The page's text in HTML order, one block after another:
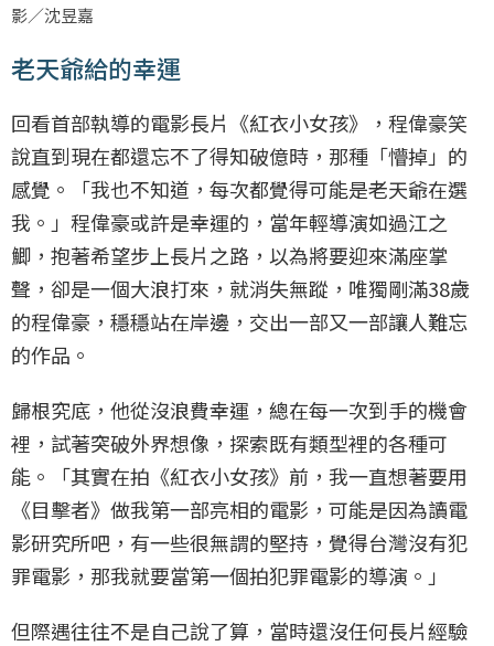
影／沈昱嘉
老天爺給的幸運
回看首部執導的電影長片《紅衣小女孩》，程偉豪笑
說直到現在都還忘不了得知破億時，那種「懵掉」的
感覺。「我也不知道，每次都覺得可能是老天爺在選
我。」程偉豪或許是幸運的，當年輕導演如過江之
鯽，抱著希望步上長片之路，以為將要迎來滿座掌
聲，卻是一個大浪打來，就消失無蹤，唯獨剛滿38歲
的程偉豪，穩穩站在岸邊，交出一部又一部讓人難忘
的作品。
歸根究底，他從沒浪費幸運，總在每一次到手的機會
裡，試著突破外界想像，探索既有類型裡的各種可
能。「其實在拍《紅衣小女孩》前，我一直想著要用
《目擊者》做我第一部亮相的電影，可能是因為讀電
影研究所吧，有一些很無謂的堅持，覺得台灣沒有犯
罪電影，那我就要當第一個拍犯罪電影的導演。」
但際遇往往不是自己說了算，當時還沒任何長片經驗